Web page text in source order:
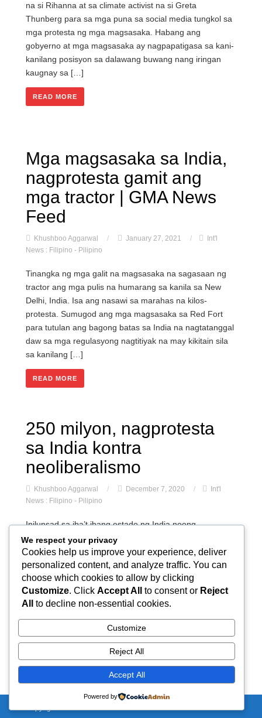
na si Rihanna at sa climate activist na si Greta
Thunberg para sa mga puna sa social media tungkol sa
mga protesta ng mga magsasaka. Habang ang
gobyerno at mga magsasaka ay nagpapatigasa sa kani-
kanilang posisyon sa dalawang buwang nang iringan
kaugnay sa […]
READ MORE
Mga magsasaka sa India,
nagprotesta gamit ang
mga tractor | GMA News
Feed
Khushboo Aggarwal / January 27, 2021 /
Int'l
News : Filipino - Pilipino
Tinangka ng mga galit na magsasaka na sagasaan ng
tractor ang mga pulis na humarang sa kanila sa New
Delhi, India. Isa ang nasawi sa marahas na kilos-
protesta. Sumugod ang mga magsasaka sa Red Fort
para tutulan ang bagong batas sa India na nagtatanggal
daw sa mga regulasyong nagtitiyak na may kikitain sila
sa kanilang […]
READ MORE
250 milyon, nagprotesta
sa India kontra
neoliberalismo
Khushboo Aggarwal / December 7, 2020 /
Int'l
News : Filipino - Pilipino
Inilunsad sa iba’t ibang estado ng India noong
Nobyembre 26 ang pinakamalaking naitalang
pambansang welga sa kasaysayan ng mundo. Sa kabila
ng mga restriksyon ng lockdown, nagwelga ang mahigit
250 milyong mamamayan sa pangunguna ng 10 unyon
sa paggawa at mga organisasyong magsasaka para
batikusin ang mga neoliberal na repormang ipinatupad
ni Prime Minister Narendra […]
READ MORE
Copyright 2020 - NirBhau-NirVair.com
We respect your privacy
Cookies help us improve your experience, deliver
personalized content, and analyze traffic. You can
choose which cookies to allow by clicking
Customize. Click Accept All to consent or Reject
All
to decline non-essential cookies.
Customize
Reject All
Accept All
Powered by